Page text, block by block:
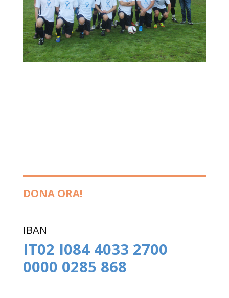
DONA ORA!
IBAN
IT02 I084 4033 2700
0000 0285 868